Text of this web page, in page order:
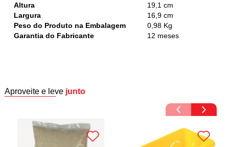
Altura
19,1 cm
Largura
16,9 cm
Peso do Produto na Embalagem
0,98 Kg
Garantia do Fabricante
12 meses
Aproveite e leve junto